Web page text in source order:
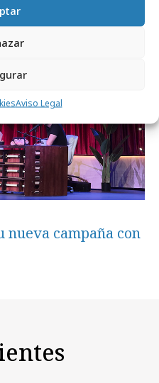
Aviso Legal
nueva campaña con